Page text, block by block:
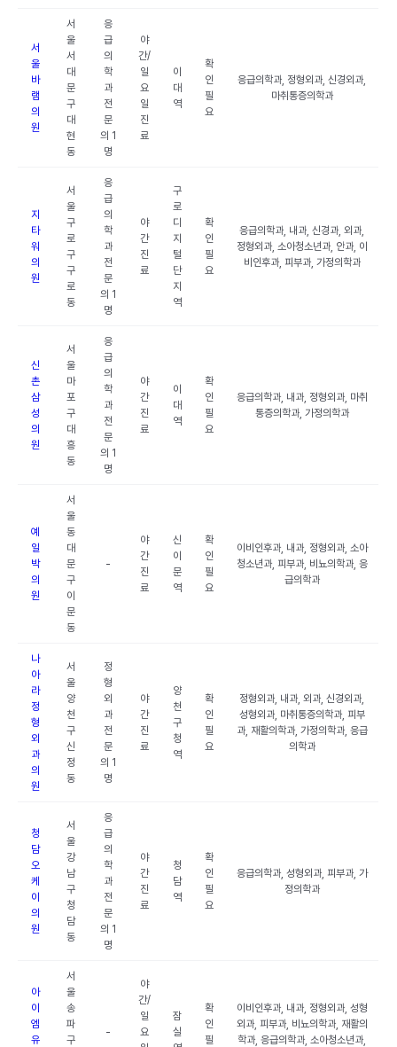
서
울
바
램
의
원
서
울
서
대
문
구
대
현
동
응
급
의
학
과
전
문
의 1
명
야
간/
일
요
일
진
료
이
대
역
확
인
필
요
응급의학과, 정형외과, 신경외과,
마취통증의학과
지
타
워
의
원
서
울
구
로
구
구
로
동
응
급
의
학
과
전
문
의 1
명
야
간
진
료
구
로
디
지
털
단
지
역
확
인
필
요
응급의학과, 내과, 신경과, 외과,
정형외과, 소아청소년과, 안과, 이
비인후과, 피부과, 가정의학과
신
촌
삼
성
의
원
서
울
마
포
구
대
흥
동
응
급
의
학
과
전
문
의 1
명
야
간
진
료
이
대
역
확
인
필
요
응급의학과, 내과, 정형외과, 마취
통증의학과, 가정의학과
예
일
박
의
원
서
울
동
대
문
구
이
문
동
-
야
간
진
료
신
이
문
역
확
인
필
요
이비인후과, 내과, 정형외과, 소아
청소년과, 피부과, 비뇨의학과, 응
급의학과
나
아
라
정
형
외
과
의
원
서
울
양
천
구
신
정
동
정
형
외
과
전
문
의 1
명
야
간
진
료
양
천
구
청
역
확
인
필
요
정형외과, 내과, 외과, 신경외과,
성형외과, 마취통증의학과, 피부
과, 재활의학과, 가정의학과, 응급
의학과
청
담
오
케
이
의
원
서
울
강
남
구
청
담
동
응
급
의
학
과
전
문
의 1
명
야
간
진
료
청
담
역
확
인
필
요
응급의학과, 성형외과, 피부과, 가
정의학과
아
이
엠
유
서
울
송
파
구
-
야
간/
일
요
잠
실
확
인
필
이비인후과, 내과, 정형외과, 성형
외과, 피부과, 비뇨의학과, 재활의
학과, 응급의학과, 소아청소년과,